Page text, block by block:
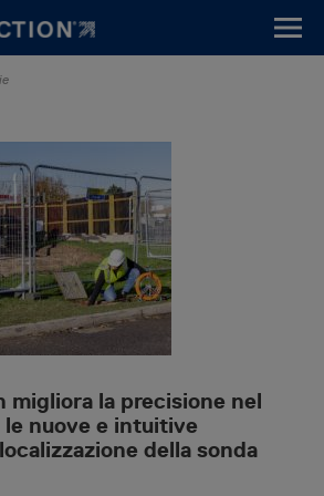
migliora la precisione nel
nuove e intuitive
della sonda